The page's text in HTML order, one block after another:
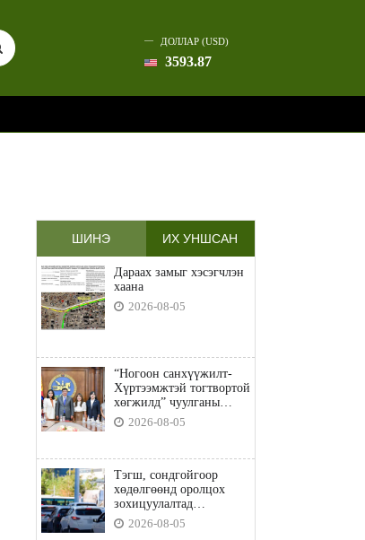
ДОЛЛАР (USD)
3593.87
ШИНЭ ИХ УНШСАН
Дараах замыг хэсэгчлэн
хаана
2026-08-05
“Ногоон санхүүжилт-
Хүртээмжтэй тогтвортой
хөгжилд” чуулганы
бэлтгэл ажил, зорилго,
хүрэх үр дүнгийн талаар
2026-08-05
Тэгш, сондгойгоор
хөдөлгөөнд оролцох
зохицуулалтад
хамаарахгүй тээврийн
хэрэгслүүд
2026-08-05